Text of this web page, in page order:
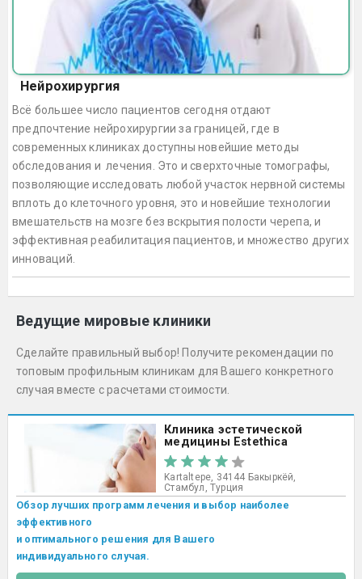
Нейрохирургия
Всё большее число пациентов сегодня отдают
предпочтение нейрохирургии за границей, где в
современных клиниках доступны новейшие методы
обследования и лечения. Это и сверхточные томографы,
позволяющие исследовать любой участок нервной системы
вплоть до клеточного уровня, это и новейшие технологии
вмешательств на мозге без вскрытия полости черепа, и
эффективная реабилитация пациентов, и множество других
инноваций.
Ведущие мировые клиники
Сделайте правильный выбор! Получите рекомендации по
топовым профильным клиникам для Вашего конкретного
случая вместе с расчетами стоимости.
Клиника эстетической
медицины Estethica
Kartaltepe, 34144 Бакыркёй,
Стамбул, Турция
Обзор лучших программ лечения и выбор наиболее
эффективного
и оптимального решения для Вашего
индивидуального случая.